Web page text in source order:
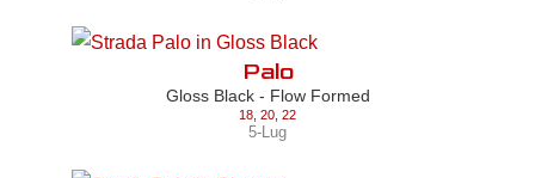
Palo
Gloss Black - Flow Formed
18 20 22
5-Lug